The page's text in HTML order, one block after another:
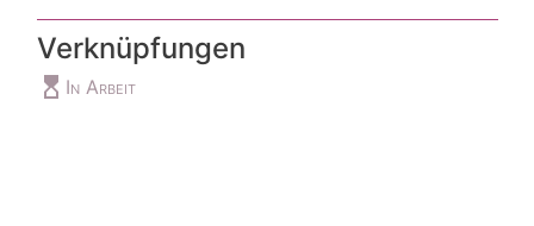
Verknüpfungen
hourglass_top In Arbeit